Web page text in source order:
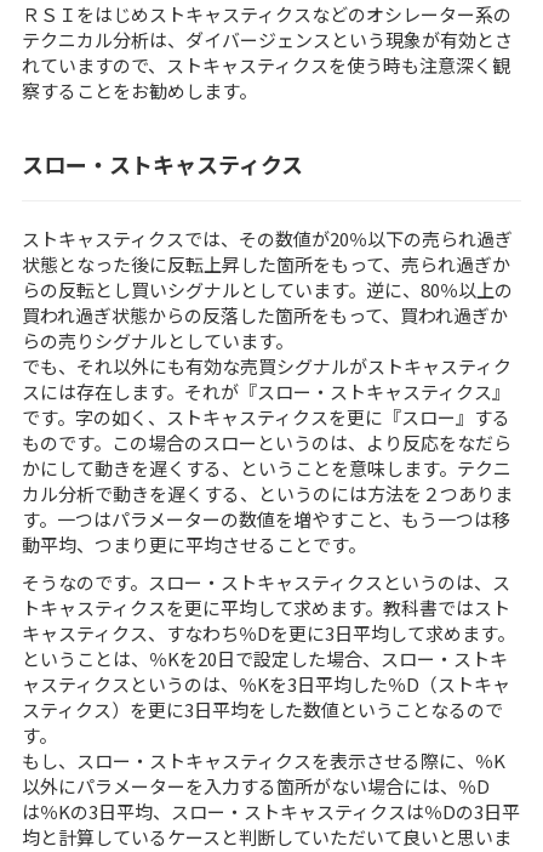
ＲＳＩをはじめストキャスティクスなどのオシレーター系の
テクニカル分析は、ダイバージェンスという現象が有効とさ
れていますので、ストキャスティクスを使う時も注意深く観
察することをお勧めします。
スロー・ストキャスティクス
ストキャスティクスでは、その数値が20％以下の売られ過ぎ
状態となった後に反転上昇した箇所をもって、売られ過ぎか
らの反転とし買いシグナルとしています。逆に、80％以上の
買われ過ぎ状態からの反落した箇所をもって、買われ過ぎか
らの売りシグナルとしています。
でも、それ以外にも有効な売買シグナルがストキャスティク
スには存在します。それが『スロー・ストキャスティクス』
です。字の如く、ストキャスティクスを更に『スロー』する
ものです。この場合のスローというのは、より反応をなだら
かにして動きを遅くする、ということを意味します。テクニ
カル分析で動きを遅くする、というのには方法を２つありま
す。一つはパラメーターの数値を増やすこと、もう一つは移
動平均、つまり更に平均させることです。
そうなのです。スロー・ストキャスティクスというのは、ス
トキャスティクスを更に平均して求めます。教科書ではスト
キャスティクス、すなわち％Dを更に3日平均して求めます。
ということは、％Kを20日で設定した場合、スロー・ストキ
ャスティクスというのは、％Kを3日平均した％D（ストキャ
スティクス）を更に3日平均をした数値ということなるので
す。
もし、スロー・ストキャスティクスを表示させる際に、％K
以外にパラメーターを入力する箇所がない場合には、％D
は％Kの3日平均、スロー・ストキャスティクスは％Dの3日平
均と計算しているケースと判断していただいて良いと思いま